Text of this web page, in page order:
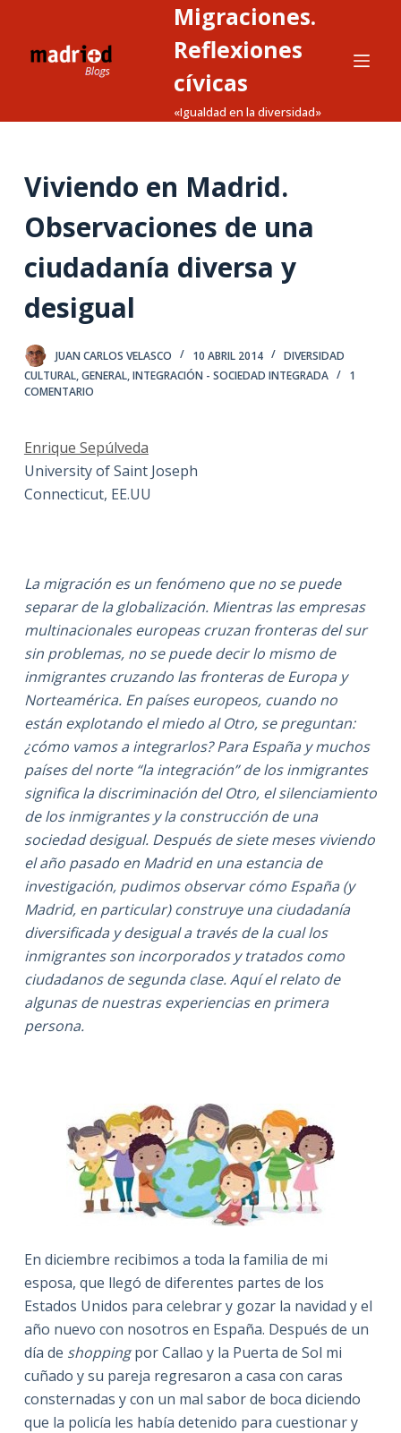
o
d
o
Migraciones.
Reflexiones
cívicas
«Igualdad en la diversidad»
Viviendo en Madrid.
Observaciones de una
ciudadanía diversa y
desigual
JUAN CARLOS VELASCO 10 ABRIL 2014
DIVERSIDAD
CULTURAL,GENERAL,INTEGRACIÓN - SOCIEDAD INTEGRADA
1
COMENTARIO
Enrique Sepúlveda
University of Saint Joseph
Connecticut, EE.UU
La migración es un fenómeno que no se puede
separar de la globalización. Mientras las empresas
multinacionales europeas cruzan fronteras del sur
sin problemas, no se puede decir lo mismo de
inmigrantes cruzando las fronteras de Europa y
Norteamérica. En países europeos, cuando no
están explotando el miedo al Otro, se preguntan:
¿cómo vamos a integrarlos? Para España y muchos
países del norte “la integración” de los inmigrantes
significa la discriminación del Otro, el silenciamiento
de los inmigrantes y la construcción de una
sociedad desigual. Después de siete meses viviendo
el año pasado en Madrid en una estancia de
investigación, pudimos observar cómo España (y
Madrid, en particular) construye una ciudadanía
diversificada y desigual a través de la cual los
inmigrantes son incorporados y tratados como
ciudadanos de segunda clase. Aquí el relato de
algunas de nuestras experiencias en primera
persona.
En diciembre recibimos a toda la familia de mi
esposa, que llegó de diferentes partes de los
Estados Unidos para celebrar y gozar la navidad y el
año nuevo con nosotros en España. Después de un
día de shoppingpor Callao y la Puerta de Sol mi
cuñado y su pareja regresaron a casa con caras
consternadas y con un mal sabor de boca diciendo
que la policía les había detenido para cuestionar y